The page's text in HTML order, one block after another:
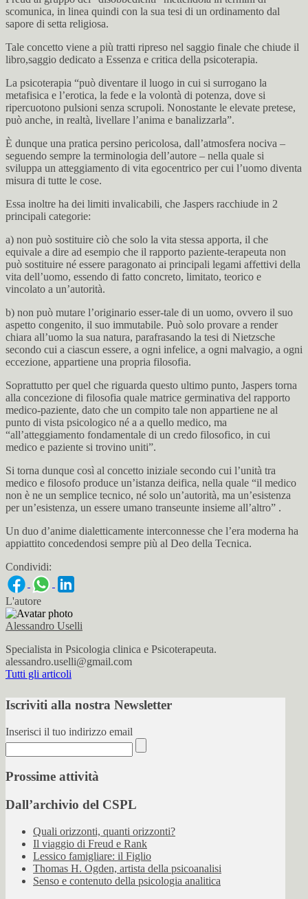
scomunica, in linea quindi con la sua tesi di un ordinamento dal
sapore di setta religiosa.
Tale concetto viene a più tratti ripreso nel saggio finale che chiude il
libro,saggio dedicato a Essenza e critica della psicoterapia.
La psicoterapia “può diventare il luogo in cui si surrogano la
metafisica e l’erotica, la fede e la volontà di potenza, dove si
ripercuotono pulsioni senza scrupoli. Nonostante le elevate pretese,
può anche, in realtà, livellare l’anima e banalizzarla”.
È dunque una pratica persino pericolosa, dall’atmosfera nociva –
seguendo sempre la terminologia dell’autore – nella quale si
sviluppa un atteggiamento di vita egocentrico per cui l’uomo diventa
misura di tutte le cose.
Essa inoltre ha dei limiti invalicabili, che Jaspers racchiude in 2
principali categorie:
a) non può sostituire ciò che solo la vita stessa apporta, il che
equivale a dire ad esempio che il rapporto paziente-terapeuta non
può sostituire né essere paragonato ai principali legami affettivi della
vita dell’uomo, essendo di fatto concreto, limitato, teorico e
vincolato a un’autorità.
b) non può mutare l’originario esser-tale di un uomo, ovvero il suo
aspetto congenito, il suo immutabile. Può solo provare a render
chiara all’uomo la sua natura, parafrasando la tesi di Nietzsche
secondo cui a ciascun essere, a ogni infelice, a ogni malvagio, a ogni
eccezione, appartiene una propria filosofia.
Soprattutto per quel che riguarda questo ultimo punto, Jaspers torna
alla concezione di filosofia quale matrice germinativa del rapporto
medico-paziente, dato che un compito tale non appartiene ne al
punto di vista psicologico né a a quello medico, ma
“all’atteggiamento fondamentale di un credo filosofico, in cui
medico e paziente si trovino uniti”.
Si torna dunque così al concetto iniziale secondo cui l’unità tra
medico e filosofo produce un’istanza deifica, nella quale “il medico
non è ne un semplice tecnico, né solo un’autorità, ma un’esistenza
per un’esistenza, un essere umano transeunte insieme all’altro” .
Un duo d’anime dialetticamente interconnesse che l’era moderna ha
appiattito concedendosi sempre più al Deo della Tecnica.
Condividi:
L'autore
Alessandro Uselli
Specialista in Psicologia clinica e Psicoterapeuta.
alessandro.uselli@gmail.com
Tutti gli articoli
Iscriviti alla nostra Newsletter
Inserisci il tuo indirizzo email
Prossime attività
Dall’archivio del CSPL
Quali orizzonti, quanti orizzonti?
Il viaggio di Freud e Rank
Lessico famigliare: il Figlio
Thomas H. Ogden, artista della psicoanalisi
Senso e contenuto della psicologia analitica